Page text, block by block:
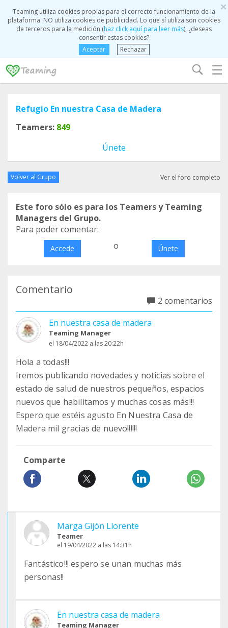
×
Teaming utiliza cookies propias para el correcto funcionamiento de la
plataforma. NO utiliza cookies de publicidad. Lo que sí utiliza son cookies
de terceros para la medición (haz click aquí para leer más), ¿deseas
consentir estas cookies?
Aceptar
Rechazar
☰
Refugio En nuestra Casa de Madera
Teamers: 849
Únete
Volver al Grupo Ver el foro completo
Este foro sólo es para los Teamers y Teaming
Managers del Grupo.
Para poder comentar:
Accede o Únete
Comentario
2 comentarios
En nuestra casa de madera
Teaming Manager
el 18/04/2022 a las 20:22h
Hola a todas!!!
Iremos publicando novedades y noticias sobre el
estado de salud de nuestros pequeños, espacios
nuevos que habilitamos y muchas cosas más!!!
Espero que estéis agusto En Nuestra Casa de
Madera mil gracias de nuevo!!!!!!
Comparte
Marga Gijón Llorente
Teamer
el 19/04/2022 a las 14:31h
Fantástico!!! espero se unan muchas más
personas!!
En nuestra casa de madera
Teaming Manager